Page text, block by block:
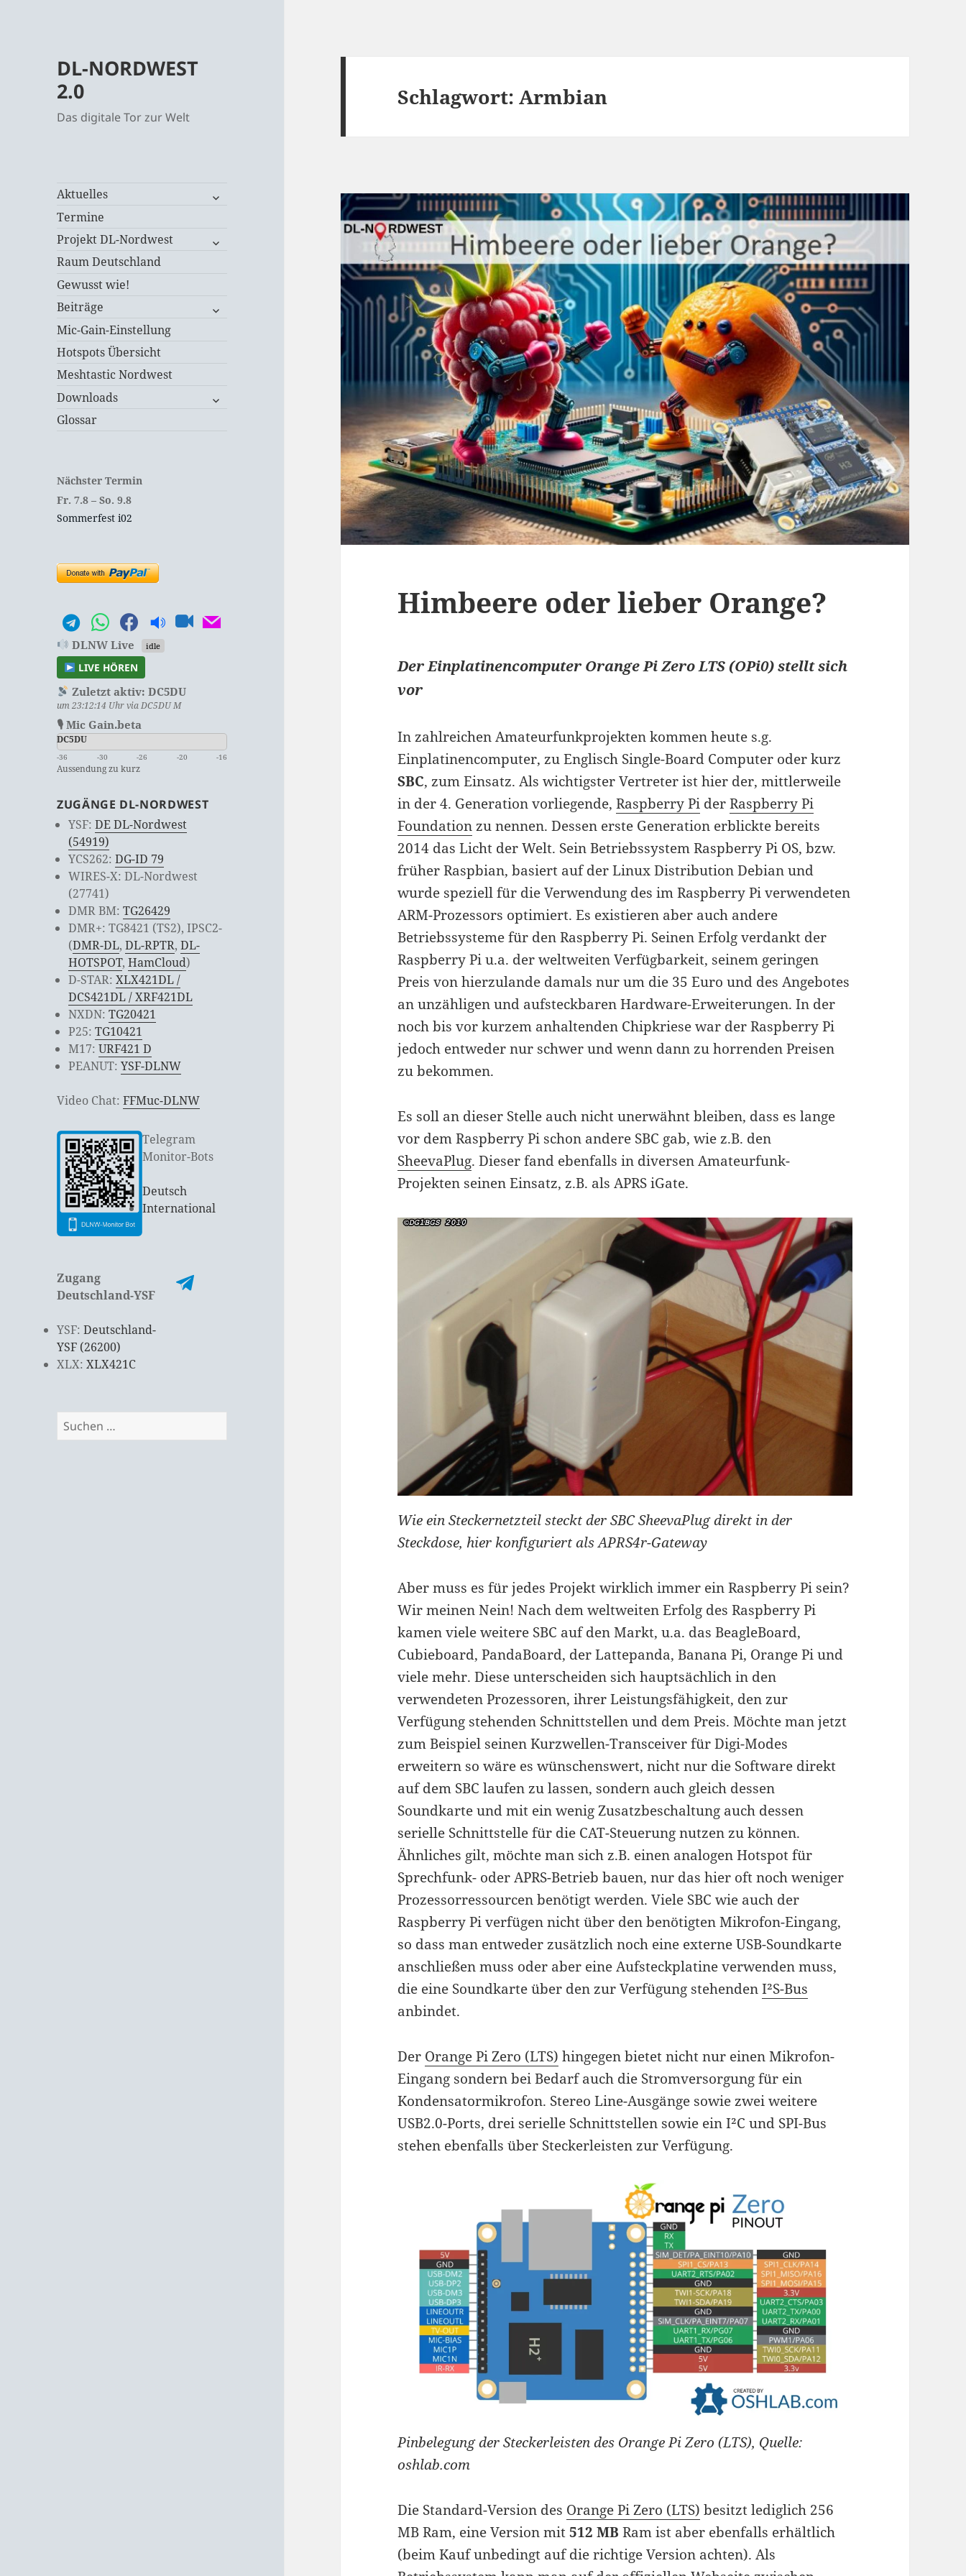
DL-NORDWEST
2.0
Das digitale Tor zur Welt
Aktuelles
untermenü
Termine
Projekt DL-Nordwest
untermenü
Raum Deutschland
Gewusst wie!
Beiträge
untermenü
Mic-Gain-Einstellung
Hotspots Übersicht
Meshtastic Nordwest
Downloads
untermenü
Glossar
Nächster Termin
Fr. 7.8 –So. 9.8
Sommerfest i02
DLNW Live idle
LIVE HÖREN
Zuletzt aktiv: DC5DU
um 23:12:14 Uhr via DC5DU M
🎙 Mic Gain.beta
DC5DU
-36 -30 -26 -20 -16
Aussendung zu kurz
ZUGÄNGE DL-NORDWEST
YSF:DE DL-Nordwest
(54919)
YCS262:DG-ID 79
WIRES-X: DL-Nordwest
(27741)
DMR BM:TG26429
DMR+: TG8421 (TS2), IPSC2-
(DMR-DL,DL-RPTR,DL-
HOTSPOT,HamCloud)
D-STAR:XLX421DL /
DCS421DL / XRF421DL
NXDN:TG20421
P25:TG10421
M17:URF421 D
PEANUT:YSF-DLNW
Video Chat:FFMuc-DLNW
Telegram
Monitor-Bots
Deutsch
International
Zugang
Deutschland-YSF
YSF:Deutschland-
YSF (26200)
XLX:XLX421C
Suchen
nach:
Schlagwort:Armbian
Himbeere oder lieber Orange?
Der Einplatinencomputer Orange Pi Zero LTS (OPi0) stellt sich
vor
In zahlreichen Amateurfunkprojekten kommen heute s.g.
Einplatinencomputer, zu Englisch Single-Board Computer oder kurz
SBC, zum Einsatz. Als wichtigster Vertreter ist hier der, mittlerweile
in der 4. Generation vorliegende,Raspberry Pi derRaspberry Pi
Foundationzu nennen. Dessen erste Generation erblickte bereits
2014 das Licht der Welt. Sein Betriebssystem Raspberry Pi OS, bzw.
früher Raspbian, basiert auf der Linux Distribution Debian und
wurde speziell für die Verwendung des im Raspberry Pi verwendeten
ARM-Prozessors optimiert. Es existieren aber auch andere
Betriebssysteme für den Raspberry Pi. Seinen Erfolg verdankt der
Raspberry Pi u.a. der weltweiten Verfügbarkeit, seinem geringen
Preis von hierzulande damals nur um die 35 Euro und des Angebotes
an unzähligen und aufsteckbaren Hardware-Erweiterungen. In der
noch bis vor kurzem anhaltenden Chipkriese war der Raspberry Pi
jedoch entweder nur schwer und wenn dann zu horrenden Preisen
zu bekommen.
Es soll an dieser Stelle auch nicht unerwähnt bleiben, dass es lange
vor dem Raspberry Pi schon andere SBC gab, wie z.B. den
SheevaPlug. Dieser fand ebenfalls in diversen Amateurfunk-
Projekten seinen Einsatz, z.B. als APRS iGate.
Wie ein Steckernetzteil steckt der SBC SheevaPlug direkt in der
Steckdose, hier konfiguriert als APRS4r-Gateway
Aber muss es für jedes Projekt wirklich immer ein Raspberry Pi sein?
Wir meinen Nein! Nach dem weltweiten Erfolg des Raspberry Pi
kamen viele weitere SBC auf den Markt, u.a. das BeagleBoard,
Cubieboard, PandaBoard, der Lattepanda, Banana Pi, Orange Pi und
viele mehr. Diese unterscheiden sich hauptsächlich in den
verwendeten Prozessoren, ihrer Leistungsfähigkeit, den zur
Verfügung stehenden Schnittstellen und dem Preis. Möchte man jetzt
zum Beispiel seinen Kurzwellen-Transceiver für Digi-Modes
erweitern so wäre es wünschenswert, nicht nur die Software direkt
auf dem SBC laufen zu lassen, sondern auch gleich dessen
Soundkarte und mit ein wenig Zusatzbeschaltung auch dessen
serielle Schnittstelle für die CAT-Steuerung nutzen zu können.
Ähnliches gilt, möchte man sich z.B. einen analogen Hotspot für
Sprechfunk- oder APRS-Betrieb bauen, nur das hier oft noch weniger
Prozessorressourcen benötigt werden. Viele SBC wie auch der
Raspberry Pi verfügen nicht über den benötigten Mikrofon-Eingang,
so dass man entweder zusätzlich noch eine externe USB-Soundkarte
anschließen muss oder aber eine Aufsteckplatine verwenden muss,
die eine Soundkarte über den zur Verfügung stehendenI²S-Bus
anbindet.
Der Orange Pi Zero (LTS) hingegen bietet nicht nur einen Mikrofon-
Eingang sondern bei Bedarf auch die Stromversorgung für ein
Kondensatormikrofon. Stereo Line-Ausgänge sowie zwei weitere
USB2.0-Ports, drei serielle Schnittstellen sowie ein I²C und SPI-Bus
stehen ebenfalls über Steckerleisten zur Verfügung.
Pinbelegung der Steckerleisten des Orange Pi Zero (LTS), Quelle:
oshlab.com
Die Standard-Version des Orange Pi Zero (LTS) besitzt lediglich 256
MB Ram, eine Version mit512 MB Ram ist aber ebenfalls erhältlich
(beim Kauf unbedingt auf die richtige Version achten). Als